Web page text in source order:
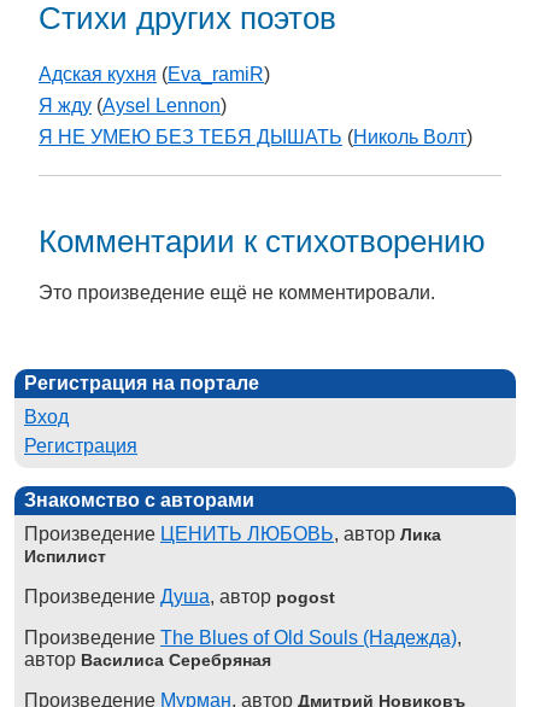
Стихи других поэтов
Адская кухня (Eva_ramiR)
Я жду (Aysel Lennon)
Я НЕ УМЕЮ БЕЗ ТЕБЯ ДЫШАТЬ (Николь Волт)
Комментарии к стихотворению
Это произведение ещё не комментировали.
Регистрация на портале
Вход
Регистрация
Знакомство с авторами
Произведение ЦЕНИТЬ ЛЮБОВЬ, автор Лика
Испилист
Произведение Душа, автор pogost
Произведение The Blues of Old Souls (Надежда),
автор Василиса Серебряная
Произведение Мурман, автор Дмитрий Новиковъ